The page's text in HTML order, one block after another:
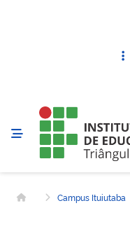
Página inicial
Campus Ituiutaba